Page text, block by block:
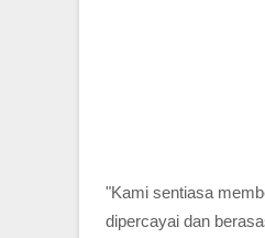
"Kami sentiasa
dipercayai dan